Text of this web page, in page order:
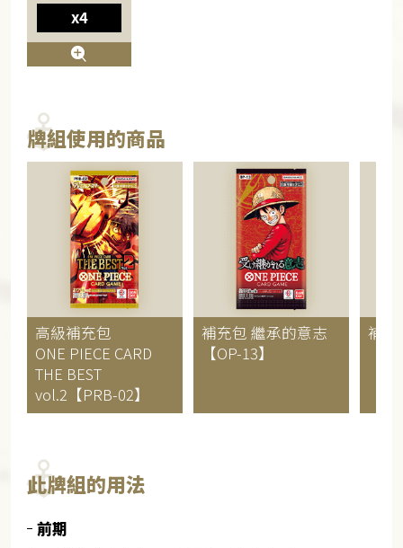
x4
牌組使用的商品
高級補充包
ONE PIECE CARD
THE BEST
vol.2【PRB-02】
補充包 繼承的意志
【OP-13】
補
此牌組的用法
前期